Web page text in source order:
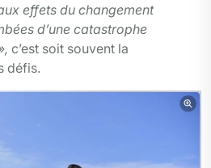
effets du changement
d’une catastrophe
c’est soit souvent la
défis.